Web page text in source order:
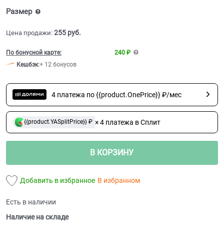
Размер
Цена продажи: 255 руб.
По бонусной карте:
240 ₽
Кешбэк:+ 12 бонусов
4 платежа по {{product.OnePrice}} ₽/мес
{{product.YASplitPrice}} ₽ × 4 платежа в Сплит
В КОРЗИНУ
Добавить в избранное В избранном
Есть в наличии
Наличие на складе